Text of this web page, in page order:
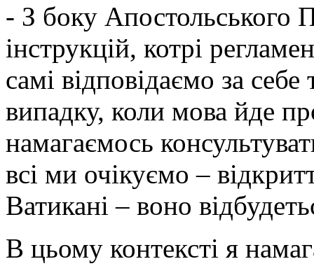
- З боку Апостольського
інструкцій, котрі
самі відповідаємо за
випадку, коли мова йде
намагаємось
всі ми очікуємо –
Ватикані – воно
В цьому контексті я